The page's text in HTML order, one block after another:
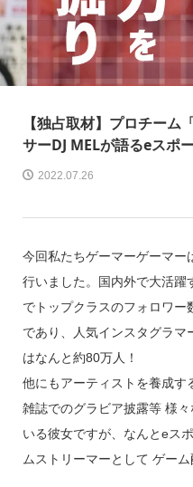
【独占取材】プロチー
サーDJ MELが語るeスポ
2022.07.26
今回私たちゲーマーゲーマー
行いました。国内外で大活躍
でトップクラスのフォロワー
であり、人気インスタグラマ
はなんと約80万人！
他にもアーティストを養成す
雑誌でのグラビア披露等 様
いる彼女ですが、なんとeス
ムストリーマーとして ゲー